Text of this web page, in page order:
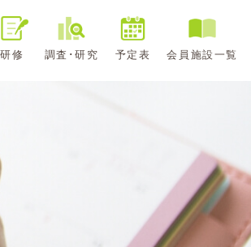
研修 調査･研究 予定表 会員施設一覧